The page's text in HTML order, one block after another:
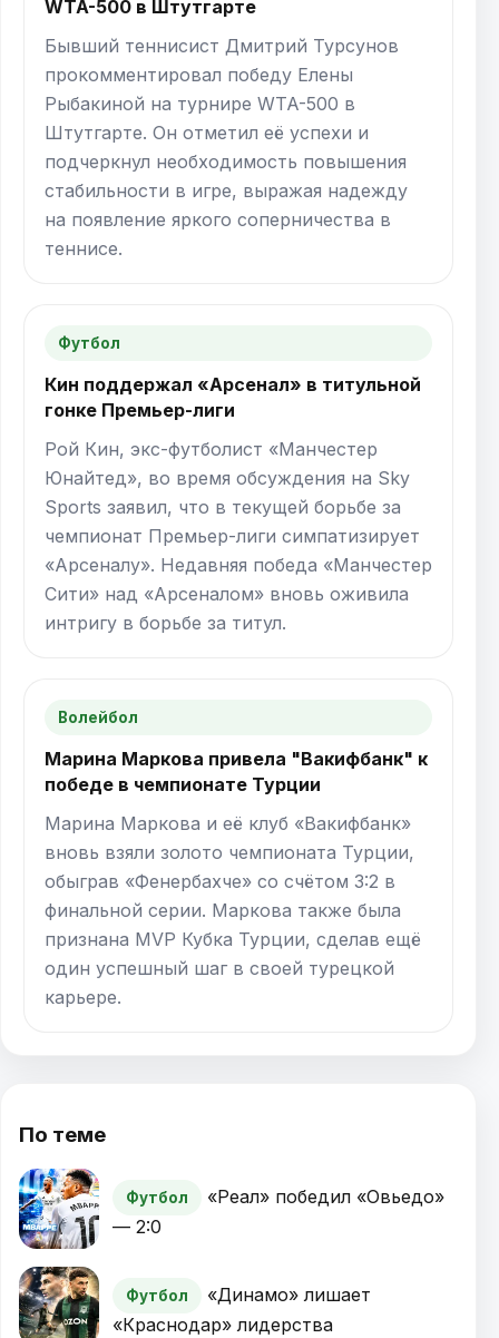
WTA-500 в Штутгарте
Бывший теннисист Дмитрий Турсунов
прокомментировал победу Елены
Рыбакиной на турнире WTA-500 в
Штутгарте. Он отметил её успехи и
подчеркнул необходимость повышения
стабильности в игре, выражая надежду
на появление яркого соперничества в
теннисе.
Футбол
Кин поддержал «Арсенал» в титульной
гонке Премьер-лиги
Рой Кин, экс-футболист «Манчестер
Юнайтед», во время обсуждения на Sky
Sports заявил, что в текущей борьбе за
чемпионат Премьер-лиги симпатизирует
«Арсеналу». Недавняя победа «Манчестер
Сити» над «Арсеналом» вновь оживила
интригу в борьбе за титул.
Волейбол
Марина Маркова привела "Вакифбанк" к
победе в чемпионате Турции
Марина Маркова и её клуб «Вакифбанк»
вновь взяли золото чемпионата Турции,
обыграв «Фенербахче» со счётом 3:2 в
финальной серии. Маркова также была
признана MVP Кубка Турции, сделав ещё
один успешный шаг в своей турецкой
карьере.
По теме
Футбол
«Реал» победил «Овьедо»
— 2:0
Футбол
«Динамо» лишает
«Краснодар» лидерства